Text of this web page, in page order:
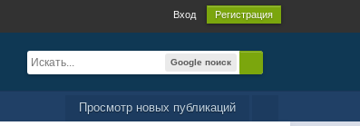
Вход Регистрация
Google поиск
Просмотр новых публикаций